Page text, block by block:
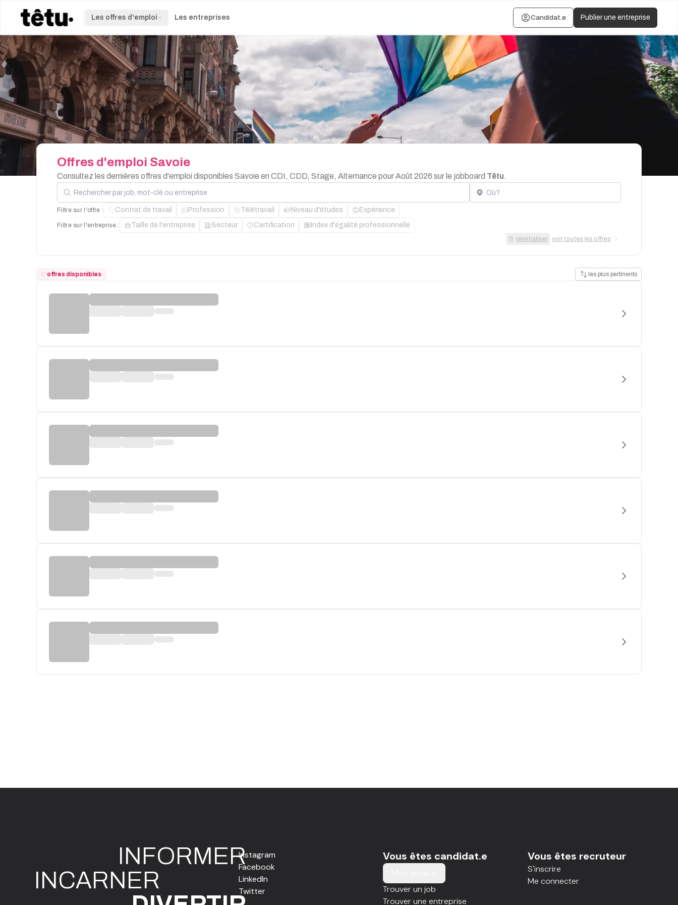
Les offres d'emploi Les entreprises Candidat.e Publier une entreprise
Offres d'emploi Savoie
Consultez les dernières offres d'emploi disponibles Savoie en CDI, CDD, Stage, Alternance pour Août 2026 sur le jobboard Têtu.
Rechercher par job, mot-clé ou entreprise Localisation
Filtre sur l'offre : Contrat de travail Profession Télétravail Niveau d'études Expérience
Filtre sur l'entreprise : Taille de l'entreprise Secteur Certification Index d'égalité professionnelle
réinitialiser voir toutes les offres
offres disponibles les plus pertinents
INFORMER
INCARNER
Instagram
Facebook
LinkedIn
Twitter
Vous êtes candidat.e
Trouver un job
Trouver une entreprise
Vous êtes recruteur
S'inscrire
Me connecter